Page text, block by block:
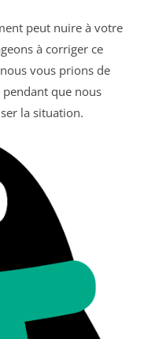
peut nuire à votre
à corriger ce
vous prions de
que nous
la situation.